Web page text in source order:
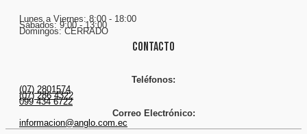
Lunes a Viernes: 8:00 - 18:00
Sábados: 9:00 - 13:00
Domingos: CERRADO
Contacto
Teléfonos:
(07) 2801574
(07) 286 4322
099 434 6722
Correo Electrónico:
informacion@anglo.com.ec